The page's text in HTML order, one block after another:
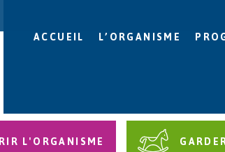
ACCUEIL L’ORGANISME
L'ORGANISME